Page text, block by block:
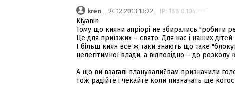
kren _ 24.12.2013 13:22 IP: 188.0.104.---
Kiyanin
Тому що кияни апріорі не збирались "робити
Це для приїзжих – свято. Для нас і наших
І більш киян все ж таки знають що таке
нелегітимної влади, а відповідно – до
А що ви взагалі планували?вам призначили
тож радійте і чекайте коли пизначать ще